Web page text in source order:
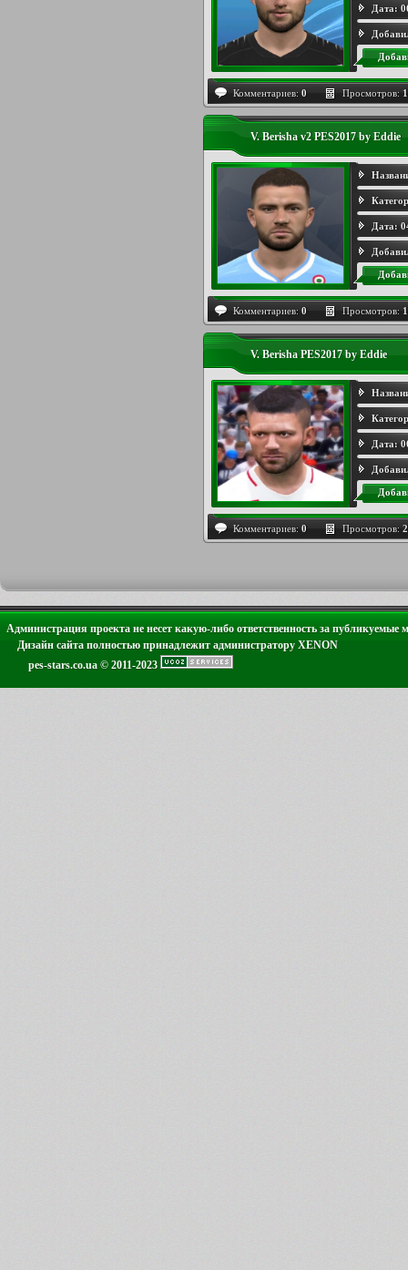
Дата:
Комментариев: 0 Просмотров:
V. Berisha v2 PES2017 by Eddie
Дата:
Комментариев: 0 Просмотров:
V. Berisha PES2017 by Eddie
Дата:
Комментариев: 0 Просмотров:
Администрация проекта не несет какую-либо ответственность за публикуемые
Дизайн сайта полностью принадлежит администратору XENON
pes-stars.co.ua © 2011-2023